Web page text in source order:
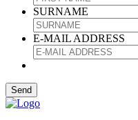
SURNAME
E-MAIL ADDRESS